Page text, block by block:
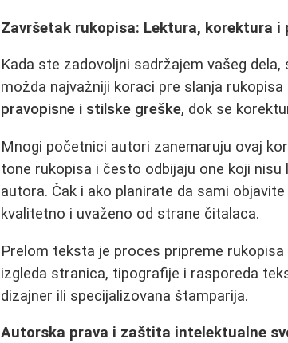
Završetak rukopisa: Lektura, korektura i
Kada ste zadovoljni sadržajem vašeg
možda najvažniji koraci pre slanja rukopisa
pravopisne i stilske greške, dok se
Mnogi početnici autori zanemaruju ovaj
tone rukopisa i često odbijaju one koji
autora. Čak i ako planirate da sami
kvalitetno i uvaženo od strane čitalaca.
Prelom teksta je proces pripreme
izgleda stranica, tipografije i rasporeda
dizajner ili specijalizovana štamparija.
Autorska prava i zaštita intelektualne